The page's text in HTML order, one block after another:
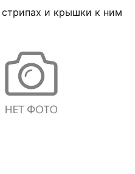
и крышки к ним